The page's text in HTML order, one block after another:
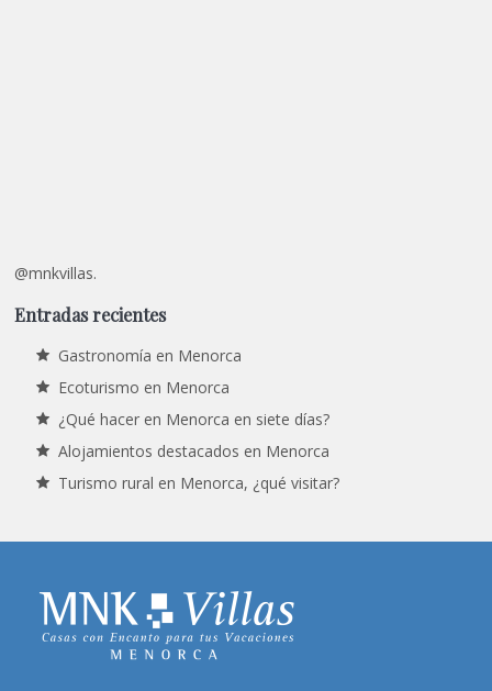
@mnkvillas.
Entradas recientes
Gastronomía en Menorca
Ecoturismo en Menorca
¿Qué hacer en Menorca en siete días?
Alojamientos destacados en Menorca
Turismo rural en Menorca, ¿qué visitar?